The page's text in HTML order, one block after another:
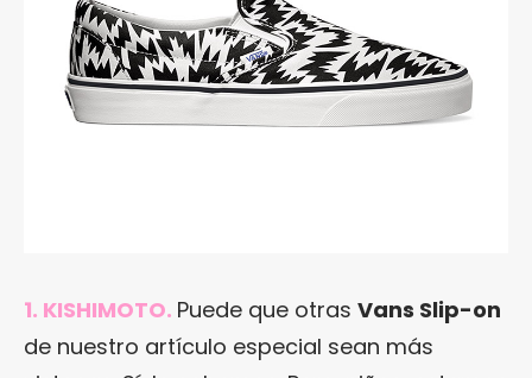
1. KISHIMOTO. Puede que otras Vans Slip-on
de nuestro artículo especial sean más